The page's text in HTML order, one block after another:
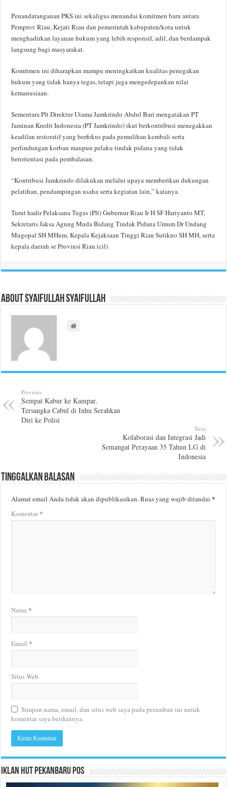
Penandatanganan PKS ini sekaligus menandai komitmen baru antara
Pemprov Riau, Kejati Riau dan pemerintah kabupaten/kota untuk
menghadirkan layanan hukum yang lebih responsif, adil, dan berdampak
langsung bagi masyarakat.
Komitmen ini diharapkan mampu meningkatkan kualitas penegakan
hukum yang tidak hanya tegas, tetapi juga mengedepankan nilai
kemanusiaan.
Sementara Plt Direktur Utama Jamkrindo Abdul Bari mengatakan PT
Jaminan Kredit Indonesia (PT Jamkrindo) ikut berkontribusi menegakkan
keadilan restoratif yang berfokus pada pemulihan kembali serta
perlindungan korban maupun pelaku tindak pidana yang tidak
berorientasi pada pembalasan.
“Kontribusi Jamkrindo dilakukan melalui upaya memberikan dukungan
pelatihan, pendampingan usaha serta kegiatan lain,” katanya.
Turut hadir Pelaksana Tugas (Plt) Gubernur Riau Ir H SF Hariyanto MT,
Sekretaris Jaksa Agung Muda Bidang Tindak Pidana Umum Dr Undang
Mugopal SH MHum, Kepala Kejaksaan Tinggi Riau Sutikno SH MH, serta
kepala daerah se Provinsi Riau.(cil)
About Syaifullah Syaifullah
Previous
Sempat Kabur ke Kampar,
Tersangka Cabul di Inhu Serahkan
Diri ke Polisi
Next
Kolaborasi dan Integrasi Jadi
Semangat Perayaan 35 Tahun LG di
Indonesia
Tinggalkan Balasan
Alamat email Anda tidak akan dipublikasikan.Ruas yang wajib ditandai*
Komentar*
Nama *
Email *
Situs Web
Simpan nama, email, dan situs web saya pada peramban ini untuk
komentar saya berikutnya.
Iklan HUT Pekanbaru Pos